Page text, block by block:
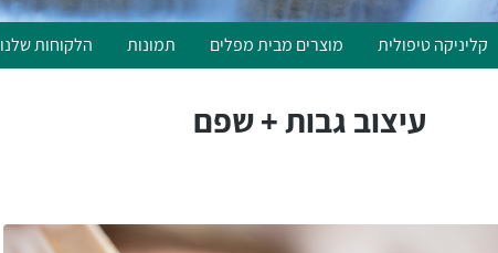
קליניקה טיפולית מוצרים מבית מפלים תמונות הלקוחות שלנו
עיצוב גבות + שפם